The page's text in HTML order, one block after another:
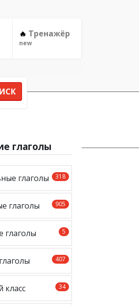
🔥 Тренажёр
new
глаголы
318
глаголы
905
глаголы
5
глаголы
407
34
класс